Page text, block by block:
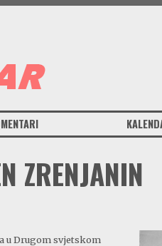
ZRENJANIN
u Drugom svjetskom